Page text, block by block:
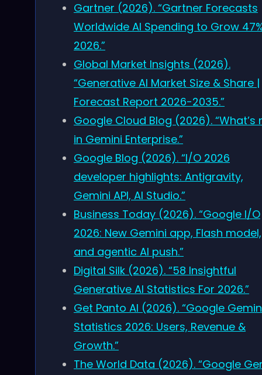
Gartner (2026). “Gartner Forecasts
Worldwide AI Spending to Grow
2026.”
Global Market Insights (2026).
“Generative AI Market Size & Share |
Forecast Report 2026-2035.”
Google Cloud Blog (2026). “What’s
in Gemini Enterprise.”
Google Blog (2026). “I/O 2026
developer highlights: Antigravity,
Gemini API, AI Studio.”
Business Today (2026). “Google I/O
2026: New Gemini app, Flash model,
and agentic AI push.”
Digital Silk (2026). “58 Insightful
Generative AI Statistics For 2026.”
Get Panto AI (2026). “Google
Statistics 2026: Users, Revenue &
Growth.”
The World Data (2026). “Google